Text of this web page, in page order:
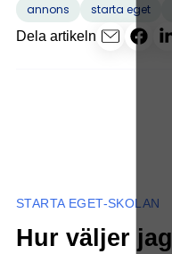
annons starta eget
Dela artikeln
STARTA EGET-SKOLAN
Hur väljer